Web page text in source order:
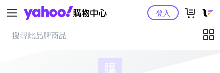
Yahoo購物中心登入